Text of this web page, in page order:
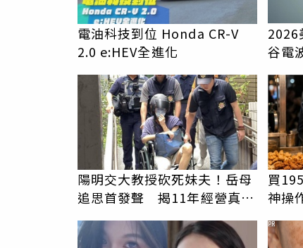
電油科技到位 Honda CR-V
2.0 e:HEV全進化
2026
谷電
膚新
陽明交大教授砍死妹夫！岳母
追思首發聲 揭11年經營真相
買
神操
PR